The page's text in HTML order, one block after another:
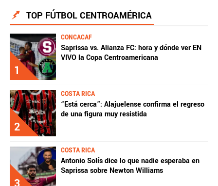
Fútbol Centroamérica, al igual que Futbol Sites, es
una compañía perteneciente a Better Collective.
TOP FÚTBOL CENTROAMÉRICA
1
CONCACAF
Saprissa vs. Alianza FC: hora y dónde ver EN
VIVO la Copa Centroamericana
2
COSTA RICA
“Está cerca”: Alajuelense confirma el regreso
de una figura muy resistida
COSTA RICA
Antonio Solís dice lo que nadie esperaba en
Saprissa sobre Newton Williams